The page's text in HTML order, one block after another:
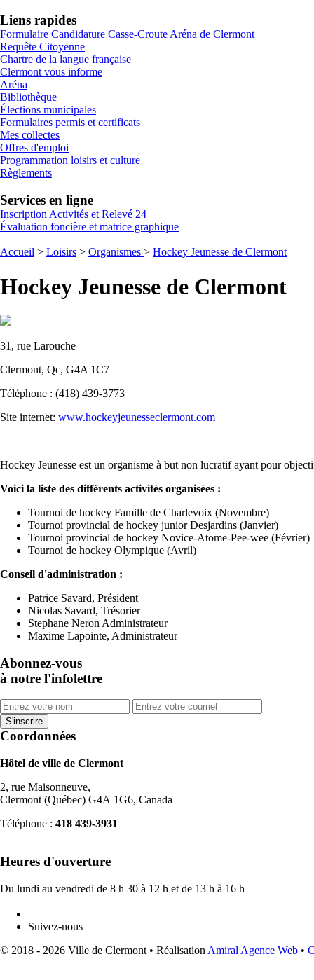
Liens rapides
Formulaire Candidature Casse-Croute Aréna de Clermont
Requête Citoyenne
Chartre de la langue française
Clermont vous informe
Aréna
Bibliothèque
Élections municipales
Formulaires permis et certificats
Mes collectes
Offres d'emploi
Programmation loisirs et culture
Règlements
Services en ligne
Inscription Activités et Relevé 24
Évaluation foncière et matrice graphique
Accueil > Loisirs > Organismes > Hockey Jeunesse de Clermont
Hockey Jeunesse de Clermont
31, rue Larouche
Clermont, Qc, G4A 1C7
Téléphone : (418) 439-3773
Site internet: www.hockeyjeunesseclermont.com
Hockey Jeunesse est un organisme à but non lucratif ayant pour
Voici la liste des différents activités organisées :
Tournoi de hockey Famille de Charlevoix (Novembre)
Tournoi provincial de hockey junior Desjardins (Janvier)
Tournoi provincial de hockey Novice-Atome-Pee-wee (Février)
Tournoi de hockey Olympique (Avril)
Conseil d'administration :
Patrice Savard, Président
Nicolas Savard, Trésorier
Stephane Neron Administrateur
Maxime Lapointe, Administrateur
Abonnez-vous
à notre l'infolettre
Coordonnées
Hôtel de ville de Clermont
2, rue Maisonneuve,
Clermont (Québec) G4A 1G6, Canada
Téléphone : 418 439-3931
Heures d'ouverture
Du lundi au vendredi de 8 h 30 à 12 h et de 13 h à 16 h
Suivez-nous
© 2018 - 2026 Ville de Clermont • Réalisation Amiral Agence Web •